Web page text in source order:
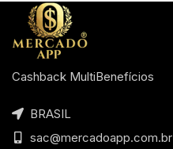
Cashback MultiBenefícios
BRASIL
sac@mercadoapp.com.br